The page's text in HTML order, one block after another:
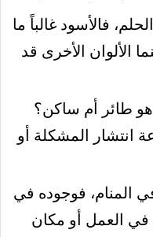
فالأسود غالباً ما
الألوان الأخرى قد
طائر أم ساكن؟
انتشار المشكلة أو
المنام، فوجوده في
في العمل أو مكان